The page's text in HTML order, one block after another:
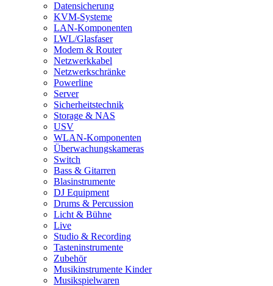
Datensicherung
KVM-Systeme
LAN-Komponenten
LWL/Glasfaser
Modem & Router
Netzwerkkabel
Netzwerkschränke
Powerline
Server
Sicherheitstechnik
Storage & NAS
USV
WLAN-Komponenten
Überwachungskameras
Switch
Bass & Gitarren
Blasinstrumente
DJ Equipment
Drums & Percussion
Licht & Bühne
Live
Studio & Recording
Tasteninstrumente
Zubehör
Musikinstrumente Kinder
Musikspielwaren